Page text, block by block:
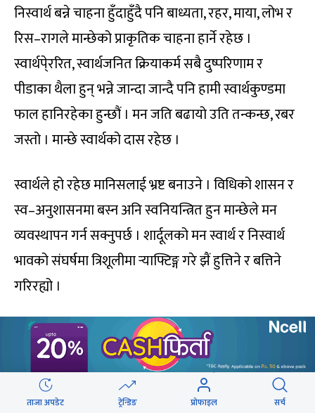
निस्वार्थ बन्ने चाहना हुँदाहुँदै पनि बाध्यता, रहर, माया, लोभ र
रिस–रागले मान्छेको प्राकृतिक चाहना हार्ने रहेछ ।
स्वार्थपे्ररित, स्वार्थजनित क्रियाकर्म सबै दुष्परिणाम र
पीडाका थैला हुन् भन्ने जान्दा जान्दै पनि हामी स्वार्थकुण्डमा
फाल हानिरहेका हुन्छौं । मन जति बढायो उति तन्कन्छ, रबर
जस्तो । मान्छे स्वार्थको दास रहेछ ।
स्वार्थले हो रहेछ मानिसलाई भ्रष्ट बनाउने । विधिको शासन र
स्व–अनुशासनमा बस्न अनि स्वनियन्त्रित हुन मान्छेले मन
व्यवस्थापन गर्न सक्नुपर्छ । शार्दूलको मन स्वार्थ र निस्वार्थ
भावको संघर्षमा त्रिशूलीमा र्‍याफ्टिङ्ग गरे झैं हुत्तिने र बत्तिने
गरिरह्यो ।
कति अत्तालिएको हजूर ? मान्छे वा लोकले के भन्छ ? भन्ने हो
भने त संसार स्थिर जड बन्ने थियो । परिवर्तन गर्न क्रमभङ्ग
गर्नुपर्छ । यथास्थितिलाई परिवर्तन गर्नु, नयाँपन दिनु त
महत्वपूर्ण योगदान हो, जीवनजगतमा । एकपटक तपाईं
ताजा अपडेट ट्रेन्डिङ प्रोफाइल सर्च